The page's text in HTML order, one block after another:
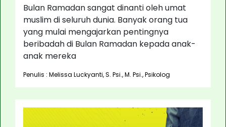
Bulan Ramadan sangat dinanti oleh umat
muslim di seluruh dunia. Banyak orang tua
yang mulai mengajarkan pentingnya
beribadah di Bulan Ramadan kepada anak-
anak mereka
Penulis : Melissa Luckyanti, S. Psi., M. Psi., Psikolog